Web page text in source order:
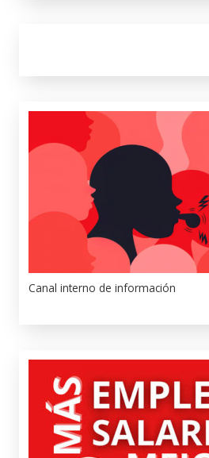
Canal interno de información